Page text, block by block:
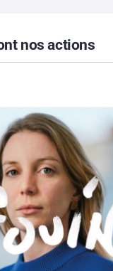
nos actions